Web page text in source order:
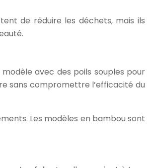
de réduire les déchets, mais ils
avec des poils souples pour
sans compromettre l’efficacité du
Les modèles en bambou sont